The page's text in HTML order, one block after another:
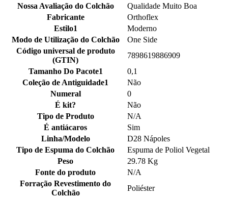
Nossa Avaliação do Colchão
Qualidade Muito Boa
Fabricante
Orthoflex
Estilo1
Moderno
Modo de Utilização do Colchão
One Side
Código universal de produto
(GTIN)
7898619886909
Tamanho Do Pacote1
0,1
Coleção de Antiguidade1
Não
Numeral
0
É kit?
Não
Tipo de Produto
N/A
É antiácaros
Sim
Linha/Modelo
D28 Nápoles
Tipo de Espuma do Colchão
Espuma de Poliol Vegetal
Peso
29.78 Kg
Fonte do produto
N/A
Forração Revestimento do
Colchão
Poliéster